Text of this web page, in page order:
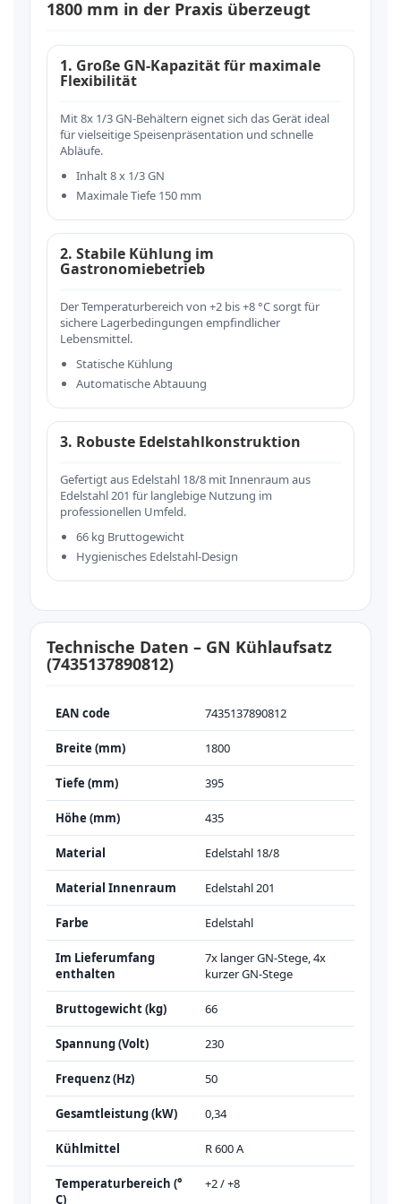
1800 mm in der Praxis überzeugt
1. Große GN-Kapazität für maximale
Flexibilität
Mit 8x 1/3 GN-Behältern eignet sich das Gerät ideal
für vielseitige Speisenpräsentation und schnelle
Abläufe.
Inhalt 8 x 1/3 GN
Maximale Tiefe 150 mm
2. Stabile Kühlung im
Gastronomiebetrieb
Der Temperaturbereich von +2 bis +8 °C sorgt für
sichere Lagerbedingungen empfindlicher
Lebensmittel.
Statische Kühlung
Automatische Abtauung
3. Robuste Edelstahlkonstruktion
Gefertigt aus Edelstahl 18/8 mit Innenraum aus
Edelstahl 201 für langlebige Nutzung im
professionellen Umfeld.
66 kg Bruttogewicht
Hygienisches Edelstahl-Design
Technische Daten – GN Kühlaufsatz
(7435137890812)
EAN code 7435137890812
Breite (mm) 1800
Tiefe (mm) 395
Höhe (mm) 435
Material Edelstahl 18/8
Material Innenraum Edelstahl 201
Farbe Edelstahl
Im Lieferumfang
enthalten
7x langer GN-Stege, 4x
kurzer GN-Stege
Bruttogewicht (kg) 66
Spannung (Volt) 230
Frequenz (Hz) 50
Gesamtleistung (kW) 0,34
Kühlmittel R 600 A
Temperaturbereich (°
C)
+2 / +8